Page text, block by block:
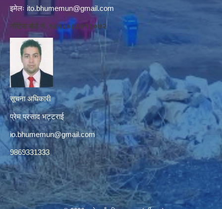
इमेलः ito.bhumemun@gmail.com
नोटिस बोर्ड नं. १६१८०८८४१३०७२
सूचना अधिकारी
प्रेम प्रसाद भट्टराई
io.bhumemun@gmail.com
9869331333